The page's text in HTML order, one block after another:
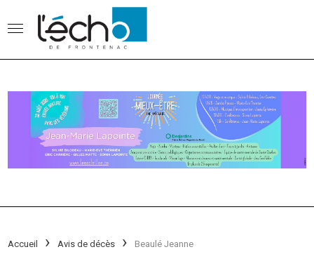
Accueil Avis de décès Beaulé Jeanne